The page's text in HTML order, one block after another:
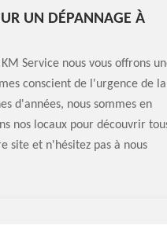
UN DÉPANNAGE À
Service nous vous offrons
conscient de l'urgence de la
d'années, nous sommes en
nos locaux pour découvrir
site et n'hésitez pas à nous